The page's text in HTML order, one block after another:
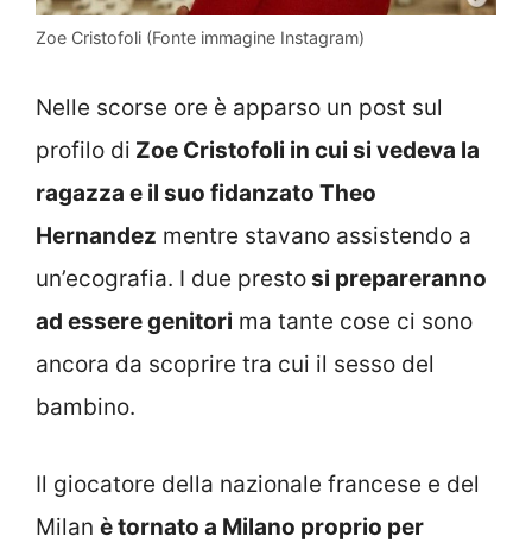
Zoe Cristofoli (Fonte immagine Instagram)
Nelle scorse ore è apparso un post sul
profilo di Zoe Cristofoli in cui si vedeva la
ragazza e il suo fidanzato Theo
Hernandez mentre stavano assistendo a
un’ecografia. I due prestosi prepareranno
ad essere genitori ma tante cose ci sono
ancora da scoprire tra cui il sesso del
bambino.
Il giocatore della nazionale francese e del
Milan è tornato a Milano proprio per